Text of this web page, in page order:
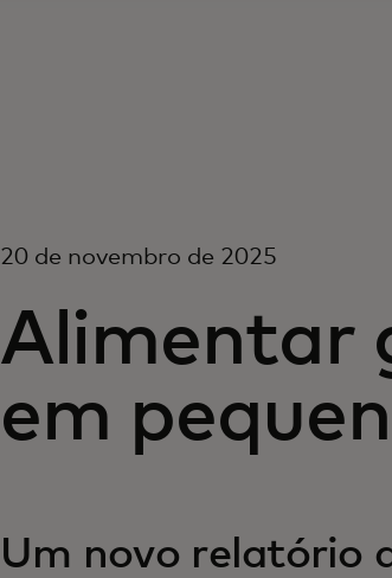
20 de novembro de 2025
Alimentar
em
Um novo relatório